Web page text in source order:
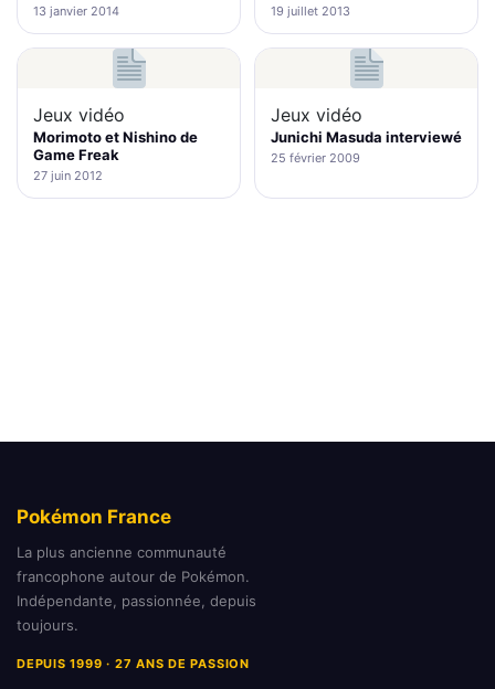
13 janvier 2014 19 juillet 2013
Jeux vidéo
Morimoto et Nishino de
Game Freak
27 juin 2012
Jeux vidéo
Junichi Masuda interviewé
25 février 2009
Pokémon France
La plus ancienne communauté
francophone autour de Pokémon.
Indépendante, passionnée, depuis
toujours.
DEPUIS 1999 · 27 ANS DE PASSION